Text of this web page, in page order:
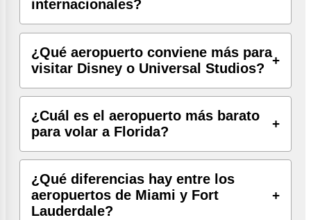
internacionales?
¿Qué aeropuerto conviene más para
visitar Disney o Universal Studios?
¿Cuál es el aeropuerto más barato
para volar a Florida?
¿Qué diferencias hay entre los
aeropuertos de Miami y Fort
Lauderdale?